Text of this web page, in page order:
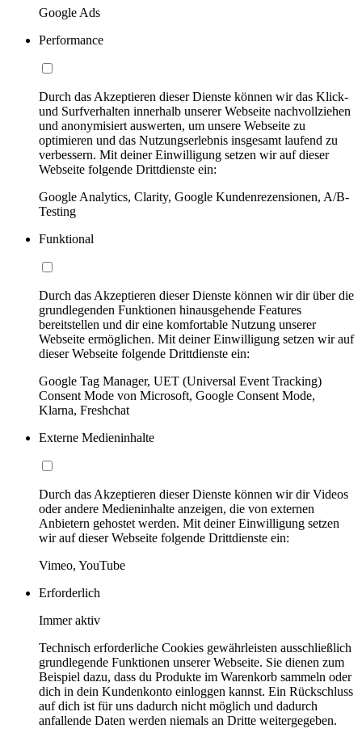
Google Ads
Performance
Durch das Akzeptieren dieser Dienste können wir das Klick-
und Surfverhalten innerhalb unserer Webseite nachvollziehen
und anonymisiert auswerten, um unsere Webseite zu
optimieren und das Nutzungserlebnis insgesamt laufend zu
verbessern. Mit deiner Einwilligung setzen wir auf dieser
Webseite folgende Drittdienste ein:
Google Analytics, Clarity, Google Kundenrezensionen, A/B-
Testing
Funktional
Durch das Akzeptieren dieser Dienste können wir dir über die
grundlegenden Funktionen hinausgehende Features
bereitstellen und dir eine komfortable Nutzung unserer
Webseite ermöglichen. Mit deiner Einwilligung setzen wir auf
dieser Webseite folgende Drittdienste ein:
Google Tag Manager, UET (Universal Event Tracking)
Consent Mode von Microsoft, Google Consent Mode,
Klarna, Freshchat
Externe Medieninhalte
Durch das Akzeptieren dieser Dienste können wir dir Videos
oder andere Medieninhalte anzeigen, die von externen
Anbietern gehostet werden. Mit deiner Einwilligung setzen
wir auf dieser Webseite folgende Drittdienste ein:
Vimeo, YouTube
Erforderlich
Immer aktiv
Technisch erforderliche Cookies gewährleisten ausschließlich
grundlegende Funktionen unserer Webseite. Sie dienen zum
Beispiel dazu, dass du Produkte im Warenkorb sammeln oder
dich in dein Kundenkonto einloggen kannst. Ein Rückschluss
auf dich ist für uns dadurch nicht möglich und dadurch
anfallende Daten werden niemals an Dritte weitergegeben.